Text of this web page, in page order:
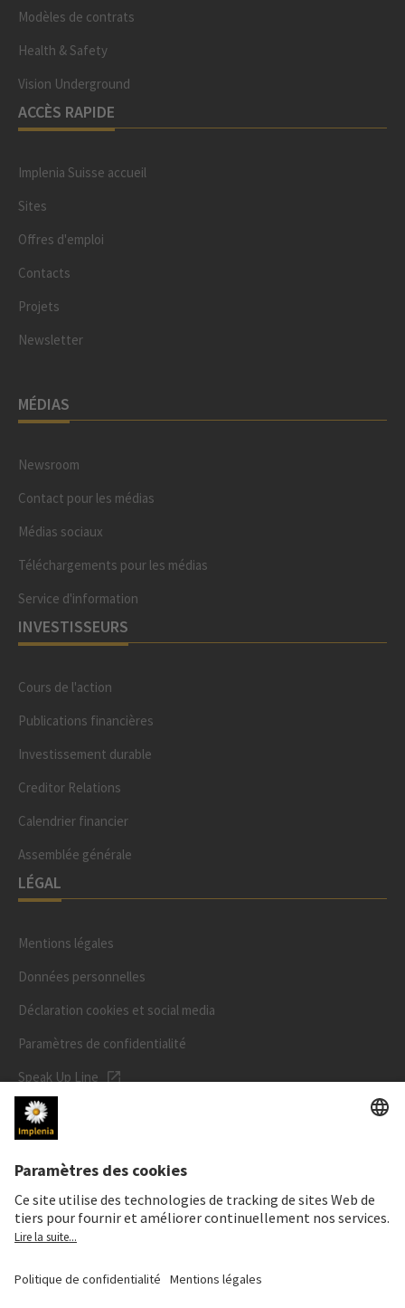
Modèles de contrats
Health & Safety
Vision Underground
ACCÈS RAPIDE
Implenia Suisse accueil
Sites
Offres d'emploi
Contacts
Projets
Newsletter
MÉDIAS
Newsroom
Contact pour les médias
Médias sociaux
Téléchargements pour les médias
Service d'information
INVESTISSEURS
Cours de l'action
Publications financières
Investissement durable
Creditor Relations
Calendrier financier
Assemblée générale
LÉGAL
Mentions légales
Données personnelles
Déclaration cookies et social media
Paramètres de confidentialité
Speak Up Line
PRIX DE L'ACTION
ISIN: CH0023868554
63,30 CHF
+0,10 CHF (+0,16%)